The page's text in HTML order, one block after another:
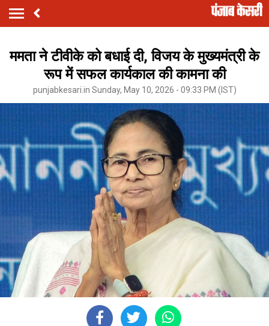
ममता ने टीवीके को बधाई दी, विजय के मुख्यमंत्री के
रूप में सफल कार्यकाल की कामना की
punjabkesari.in Sunday, May 10, 2026 - 09:33 PM (IST)